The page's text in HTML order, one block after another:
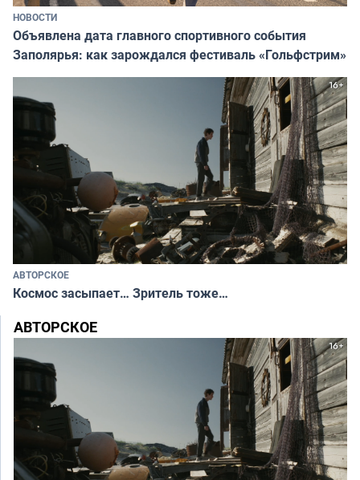
НОВОСТИ
Объявлена дата главного спортивного события
Заполярья: как зарождался фестиваль «Гольфстрим»
АВТОРСКОЕ
Космос засыпает… Зритель тоже…
АВТОРСКОЕ